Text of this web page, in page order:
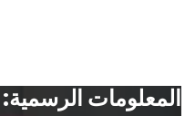
المعلومات الرسمية: